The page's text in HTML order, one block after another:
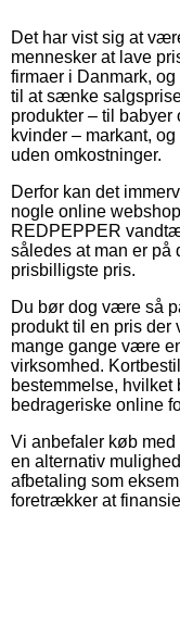
Det har vist sig at
mennesker at lave
firmaer i Danmark,
til at sænke
produkter – til
kvinder – markant,
uden omkostninger.
Derfor kan det
nogle online
REDPEPPER
således at man er på
prisbilligste pris.
Du bør dog være så
produkt til en pris der
mange gange være
virksomhed.
bestemmelse, hvilket
bedrageriske online
Vi anbefaler køb
en alternativ
afbetaling som
foretrækker at